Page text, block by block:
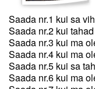
Saada nr.1 kui sa
Saada nr.2 kui
Saada nr.3 kui ma
Saada nr.4 kui ma
Saada nr.5 kui sa
Saada nr.6 kui ma